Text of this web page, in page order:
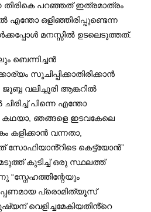
പറഞ്ഞത് ഇത്രമാത്രം
എന്തോ ഒളിഞ്ഞിരിപ്പുണ്ടെന്ന
മനസ്സിൽ ഉടലെടുത്തത്.
ബെന്നിച്ചൻ
സൂചിപ്പിക്കാതിരിക്കാൻ
വലിച്ചൂരി ആങ്കറിൽ
പിന്നെ എന്തോ
കഥയാ, ഞങ്ങളെ ഇടവകേലെ
കളിക്കാൻ വന്നതാ,
സോഫിയാൻ്റിടെ കെട്ട്യോൻ”
കുടിച്ച് ഒരു സ്ഥലത്ത്
“സ്നേഹത്തിന്റേയും
പ്രൊമിത്യൂസ്
വെളിച്ചമേകിയതിൻ്റെ